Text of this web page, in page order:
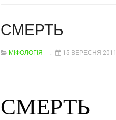
СМЕРТЬ
МІФОЛОГІЯ 15 ВЕРЕСНЯ 2011
СМЕРТЬ